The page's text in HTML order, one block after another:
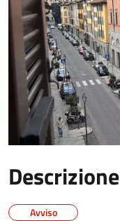
Descrizione
Avviso